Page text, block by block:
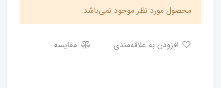
محصول مورد نظر موجود نمی‌باشد.
مقایسه